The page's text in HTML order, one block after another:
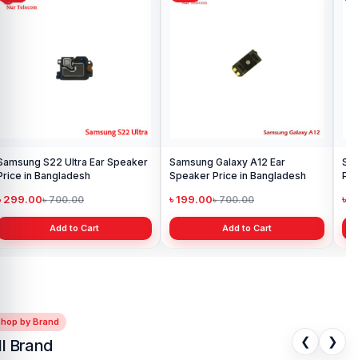
S22 Ultra Ear Speaker
in Bangladesh
299.00৳ 700.00
Add to Cart
Samsung Galaxy A12 Ear
Speaker Price in Bangladesh
৳ 199.00৳ 700.00
Add to Cart
৳
by Brand
Brand ❮ ❯